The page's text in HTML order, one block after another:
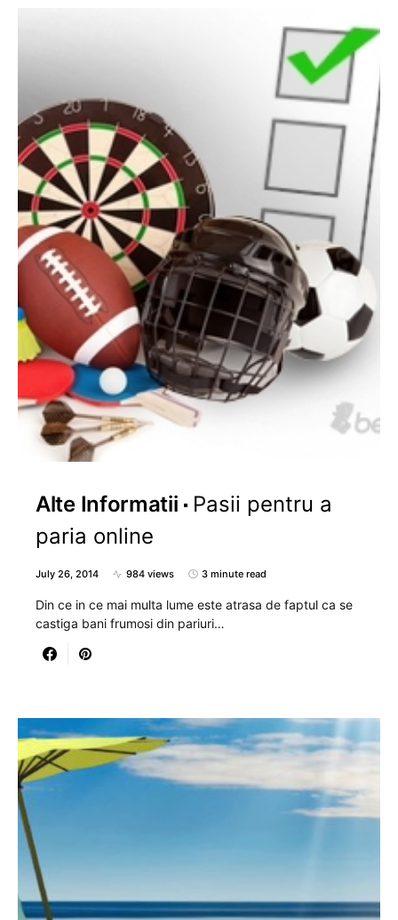
Alte Informatii
Pasii pentru a
paria online
July 26, 2014 984 views 3 minute read
Din ce in ce mai multa lume este atrasa de faptul ca se
castiga bani frumosi din pariuri…